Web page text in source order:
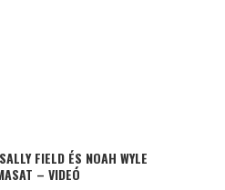
FIELD ÉS NOAH WYLE
– VIDEÓ